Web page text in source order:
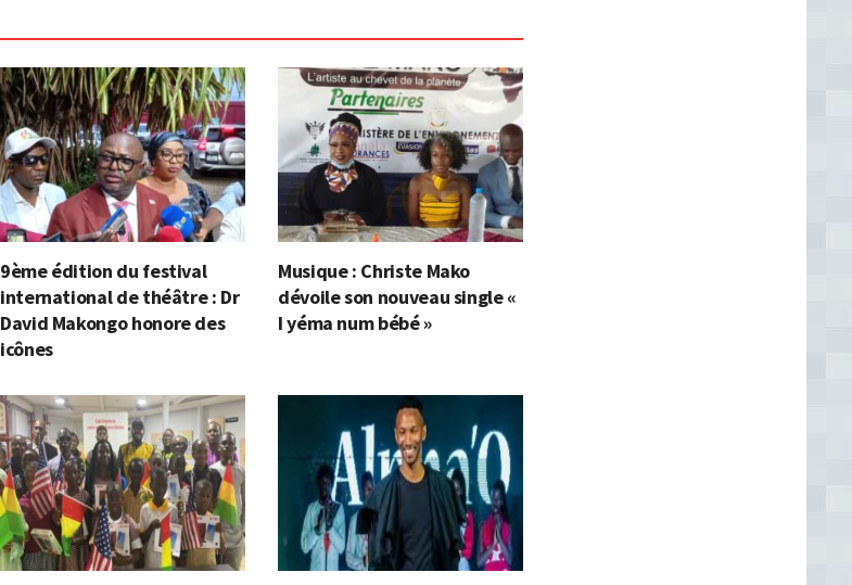
9ème édition du festival
international de théâtre : Dr
David Makongo honore des
icônes
Musique : Christe Mako
dévoile son nouveau single «
I yéma num bébé »